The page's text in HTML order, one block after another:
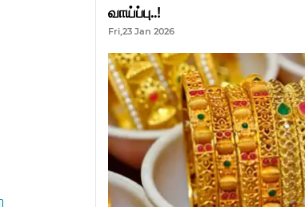
வாய்ப்பு..!
Fri,23 Jan 2026